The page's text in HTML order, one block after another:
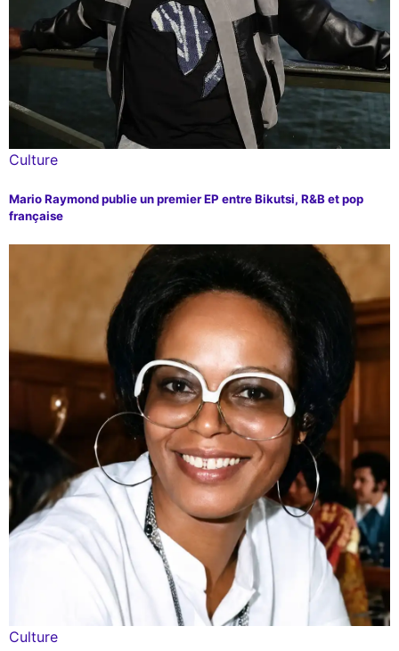
Culture
Mario Raymond publie un premier EP entre Bikutsi, R&B et pop
française
Culture